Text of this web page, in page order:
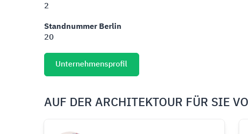
2
Standnummer Berlin
20
Unternehmensprofil
AUF DER ARCHITEKTOUR FÜR SIE